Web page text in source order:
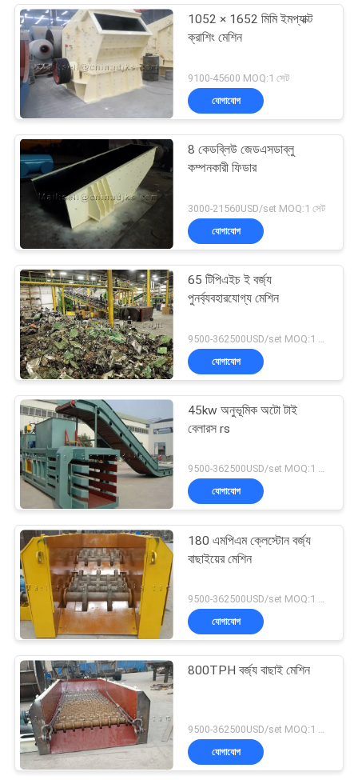
1052 × 1652 মিমি ইমপ্যাক্ট
ক্রাশিং মেশিন
9100-45600 MOQ:1 সেট
যোগাযোগ
8 কেডব্লিউ জেডএসডাব্লু
কম্পনকারী ফিডার
3000-21560USD/set MOQ:1 সেট
যোগাযোগ
65 টিপিএইচ ই বর্জ্য
পুনর্ব্যবহারযোগ্য মেশিন
যোগাযোগ
45kw অনুভূমিক অটো টাই
বেলারস rs
9500-362500USD/set MOQ:1 সেট
যোগাযোগ
180 এমপিএম ক্লেস্টোন বর্জ্য
বাছাইয়ের মেশিন
9500-362500USD/set MOQ:1 সেট
যোগাযোগ
800TPH বর্জ্য বাছাই মেশিন
যোগাযোগ